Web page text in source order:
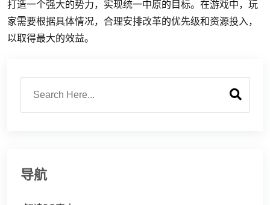
打造一个强大的势力，实现统一中原的目标。在游戏中，玩
家需要根据具体情况，合理安排改革的优先级和资源投入，
以取得最大的效益。
导航